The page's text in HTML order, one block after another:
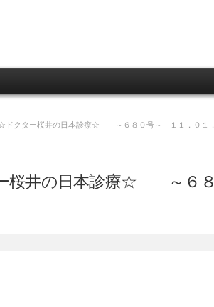
☆ドクター桜井の日本診療☆ ～６８０号～ １１．０１．
桜井の日本診療☆ ～６８